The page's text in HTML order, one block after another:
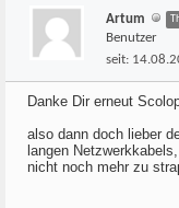
Artum
Benutzer
seit:
Danke Dir erneut
also dann doch lieber
langen
nicht noch mehr zu